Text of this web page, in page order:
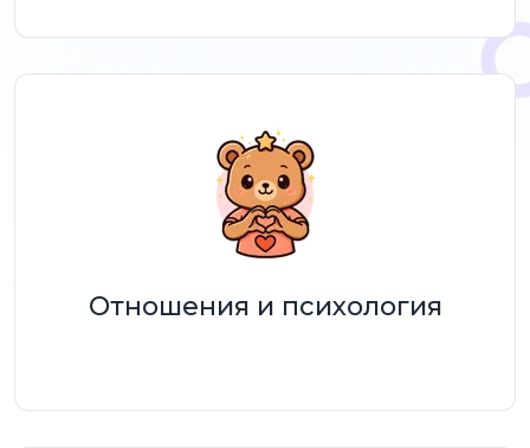
Отношения и психология